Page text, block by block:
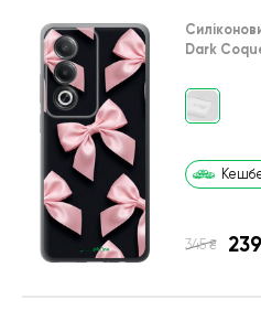
Dark
345 ₴ 239